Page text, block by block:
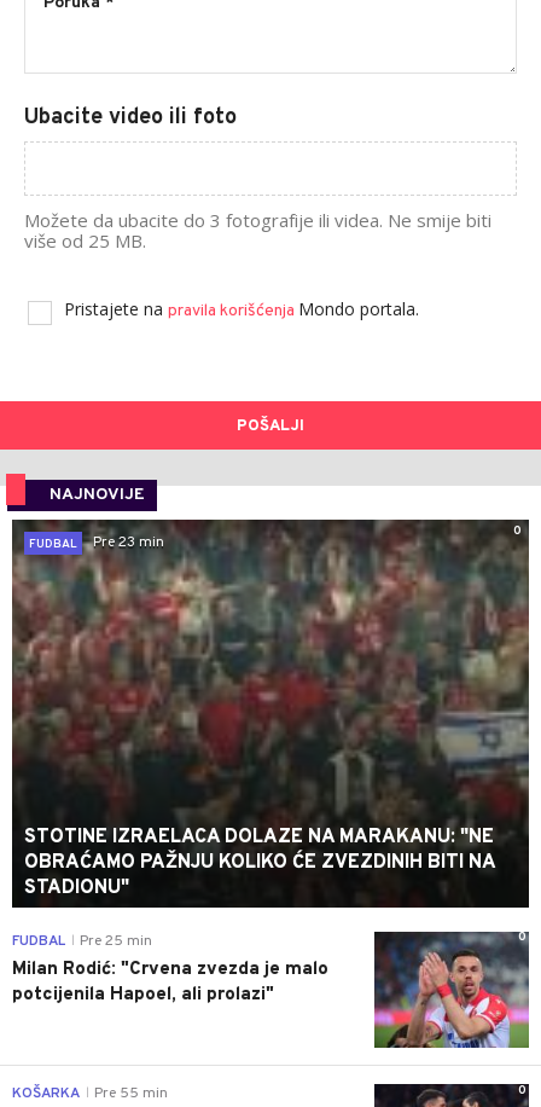
Ubacite video ili foto
Možete da ubacite do 3 fotografije ili videa. Ne smije biti
više od 25 MB.
Pristajete na pravila korišćenja Mondo portala.
POŠALJI
NAJNOVIJE
0
FUDBAL
Pre 23 min
STOTINE IZRAELACA DOLAZE NA MARAKANU: "NE
OBRAĆAMO PAŽNJU KOLIKO ĆE ZVEZDINIH BITI NA
STADIONU"
0
FUDBAL Pre 25 min
Milan Rodić: "Crvena zvezda je malo
potcijenila Hapoel, ali prolazi"
0
KOŠARKA Pre 55 min